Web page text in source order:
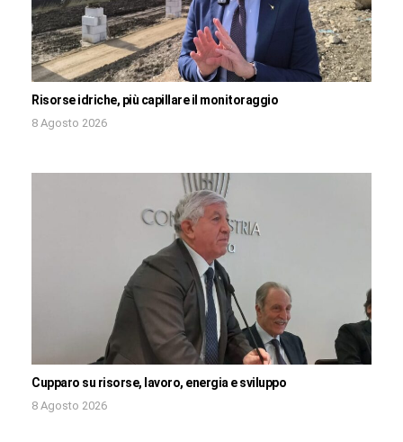
Risorse idriche, più capillare il monitoraggio
8 Agosto 2026
Cupparo su risorse, lavoro, energia e sviluppo
8 Agosto 2026